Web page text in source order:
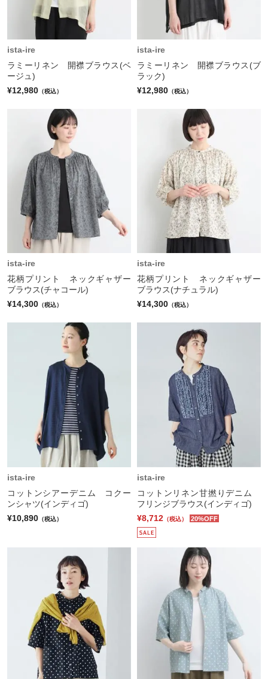
ista-ire
ラミーリネン 開襟ブラウス(ベ
ージュ)
¥12,980 （税込）
ista-ire
ラミーリネン 開襟ブラウス(ブ
ラック)
¥12,980 （税込）
ista-ire
花柄プリント ネックギャザー
ブラウス(チャコール)
¥14,300 （税込）
ista-ire
花柄プリント ネックギャザー
ブラウス(ナチュラル)
¥14,300 （税込）
ista-ire
コットンシアーデニム コクー
ンシャツ(インディゴ)
¥10,890 （税込）
ista-ire
コットンリネン甘撚りデニム
フリンジブラウス(インディゴ)
¥8,712 （税込） 20%OFF